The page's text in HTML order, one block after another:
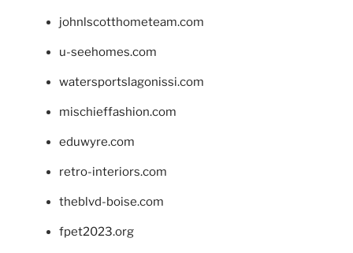
johnlscotthometeam.com
u-seehomes.com
watersportslagonissi.com
mischieffashion.com
eduwyre.com
retro-interiors.com
theblvd-boise.com
fpet2023.org